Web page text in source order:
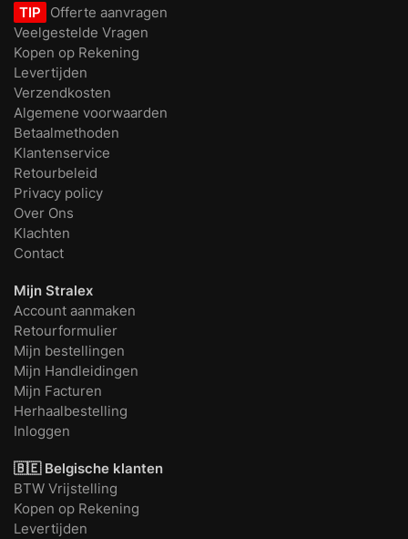
TIP
Offerte aanvragen
Veelgestelde Vragen
Kopen op Rekening
Levertijden
Verzendkosten
Algemene voorwaarden
Betaalmethoden
Klantenservice
Retourbeleid
Privacy policy
Over Ons
Klachten
Contact
Mijn Stralex
Account aanmaken
Retourformulier
Mijn bestellingen
Mijn Handleidingen
Mijn Facturen
Herhaalbestelling
Inloggen
🇧🇪 Belgische klanten
BTW Vrijstelling
Kopen op Rekening
Levertijden